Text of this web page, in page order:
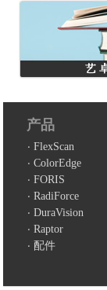
产品
FlexScan
ColorEdge
FORIS
RadiForce
DuraVision
Raptor
配件